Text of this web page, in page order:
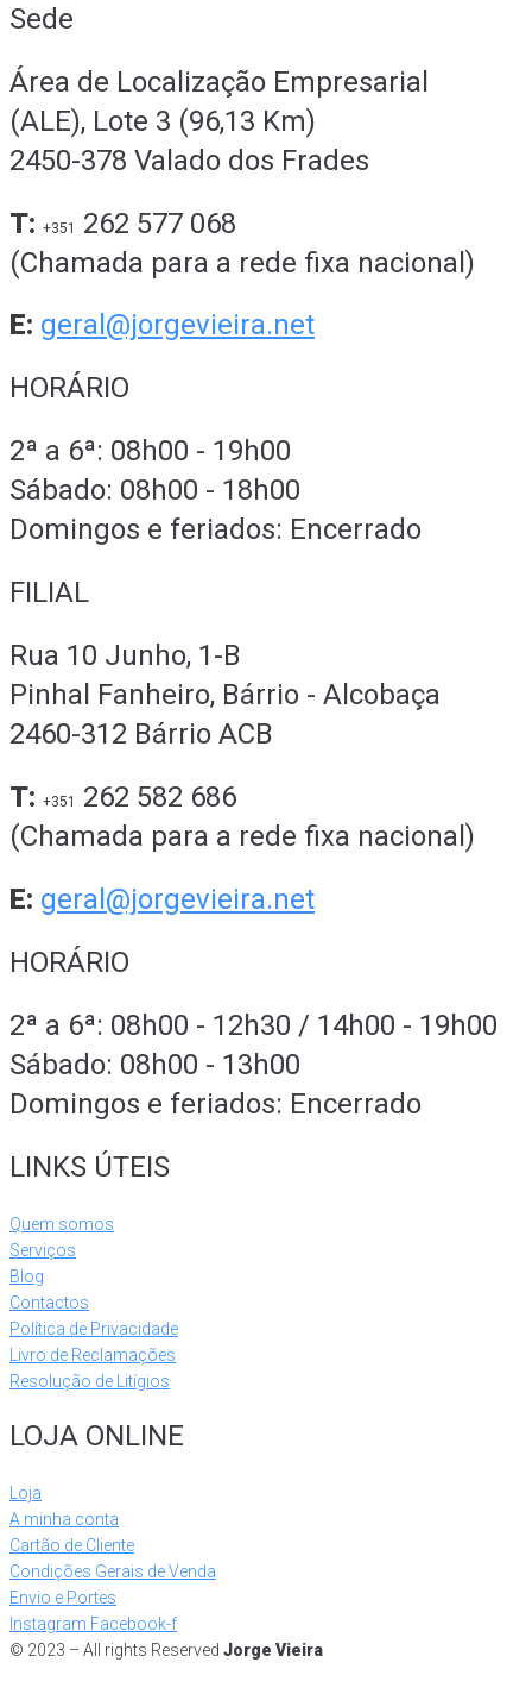
Sede
Área de Localização Empresarial
(ALE), Lote 3 (96,13 Km)
2450-378 Valado dos Frades
T: +351
262 577 068
(Chamada para a rede fixa nacional)
E: geral@jorgevieira.net
HORÁRIO
2ª a 6ª: 08h00 - 19h00
Sábado: 08h00 - 18h00
Domingos e feriados: Encerrado
FILIAL
Rua 10 Junho, 1-B
Pinhal Fanheiro, Bárrio - Alcobaça
2460-312 Bárrio ACB
T: +351
262 582 686
(Chamada para a rede fixa nacional)
E: geral@jorgevieira.net
HORÁRIO
2ª a 6ª: 08h00 - 12h30 / 14h00 - 19h00
Sábado: 08h00 - 13h00
Domingos e feriados: Encerrado
LINKS ÚTEIS
Quem somos
Serviços
Blog
Contactos
Política de Privacidade
Livro de Reclamações
Resolução de Litígios
LOJA ONLINE
Loja
A minha conta
Cartão de Cliente
Condições Gerais de Venda
Envio e Portes
Instagram Facebook-f
© 2023 – All rights Reserved Jorge Vieira